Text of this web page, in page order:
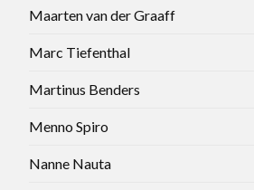
Maarten van der Graaff
Marc Tiefenthal
Martinus Benders
Menno Spiro
Nanne Nauta